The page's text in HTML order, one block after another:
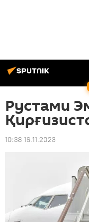
Рустами
10:38 16.11.2023